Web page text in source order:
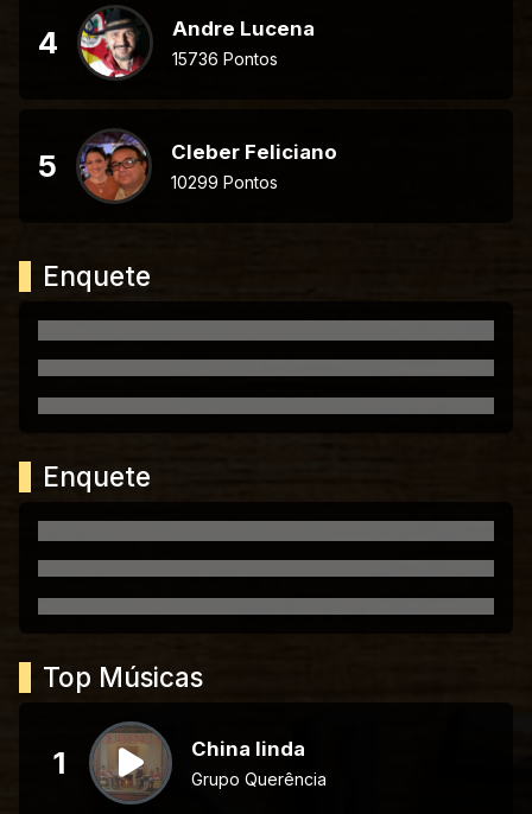
4 Andre Lucena
15736 Pontos
5 Cleber Feliciano
10299 Pontos
Enquete
Enquete
Top Músicas
1 China linda
Grupo Querência